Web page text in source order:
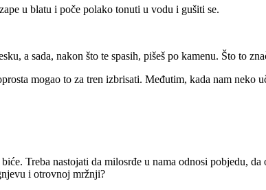
u blatu i poče polako tonuti u vodu i gušiti se.
a sada, nakon što te spasih, pišeš po kamenu. Što to
mogao to za tren izbrisati. Međutim, kada nam neko
Treba nastojati da milosrđe u nama odnosi pobjedu,
i otrovnoj mržnji?